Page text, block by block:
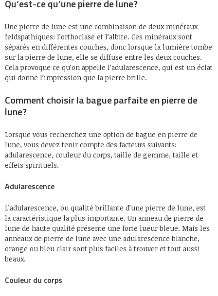
Qu’est-ce qu’une pierre de lune?
Une pierre de lune est une combinaison de deux minéraux
feldspathiques: l’orthoclase et l’albite. Ces minéraux sont
séparés en différentes couches, donc lorsque la lumière tombe
sur la pierre de lune, elle se diffuse entre les deux couches.
Cela provoque ce qu’on appelle l’adularescence, qui est un éclat
qui donne l’impression que la pierre brille.
Comment choisir la bague parfaite en pierre de
lune?
Lorsque vous recherchez une option de bague en pierre de
lune, vous devez tenir compte des facteurs suivants:
adularescence, couleur du corps, taille de gemme, taille et
effets spirituels.
Adularescence
L’adularescence, ou qualité brillante d’une pierre de lune, est
la caractéristique la plus importante. Un anneau de pierre de
lune de haute qualité présente une forte lueur bleue. Mais les
anneaux de pierre de lune avec une adularescence blanche,
orange ou bleu clair sont plus faciles à trouver et tout aussi
beaux.
Couleur du corps